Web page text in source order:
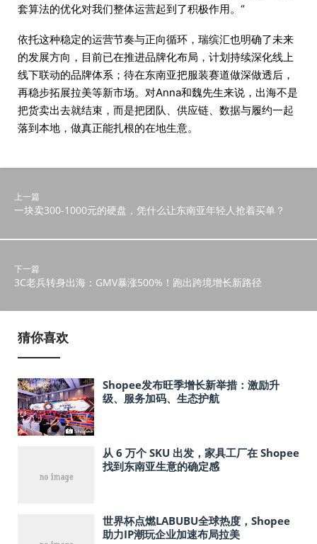
套算法的优化对我们整体运营起到了积极作用。“
依托这种稳定的运营节奏与正向循环，瑞缤汇也明确了未来
的发展方向，目前已在推进品牌化布局，计划持续深化线上
线下联动的品牌体系；待在东南亚把服装赛道做深做透后，
再稳步拓展拉美等新市场。对Anna和魏先生来说，出海不是
把货卖出去就结束，而是把团队、供应链、数据与履约一起
落到本地，做真正能扎根的在地生意。
上一篇
一块卖300-1000元的硬盘，凭什么让东南亚年轻人抢着买单？
下一篇
3C老兵转身出海：GMV暴涨500%！跑出跨境增长新路径
猜你喜欢
Shopee发布旺季增长新举措：激励升
级、服务加码、生态护航
从 6 万个 SKU 出发，家具工厂在 Shopee
找到东南亚生意的确定感
世界杯点燃LABUBU全球热度，Shopee
助力IP潮玩企业加速布局拉美